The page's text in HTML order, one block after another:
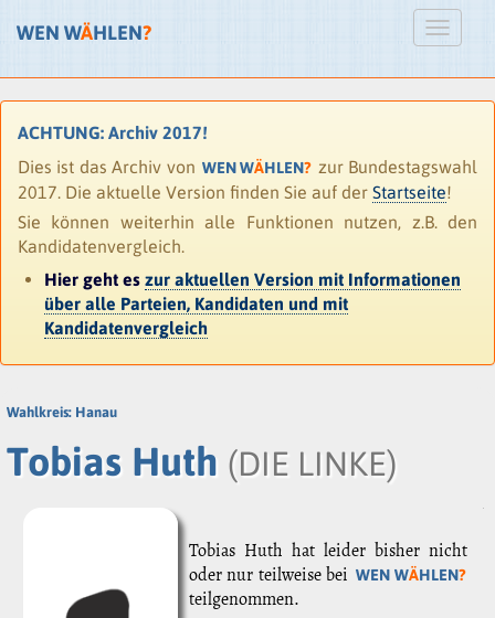
WEN WÄHLEN?
ACHTUNG: Archiv 2017!
Dies ist das Archiv von WEN WÄHLEN? zur Bundestagswahl
2017. Die aktuelle Version finden Sie auf der Startseite!
Sie können weiterhin alle Funktionen nutzen, z.B. den
Kandidatenvergleich.
Hier geht es zur aktuellen Version mit Informationen
über alle Parteien, Kandidaten und mit
Kandidatenvergleich
Wahlkreis: Hanau
Tobias Huth (DIE LINKE)
Tobias Huth hat leider bisher nicht
oder nur teilweise bei WEN WÄHLEN?
teilgenommen.